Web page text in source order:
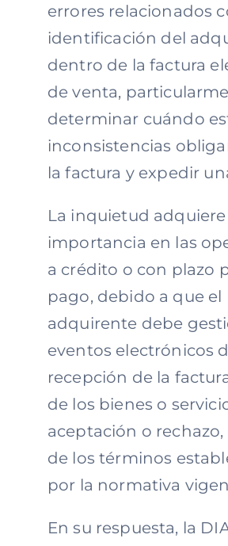
errores relacionados
identificación del
dentro de la factura
de venta,
determinar cuándo
inconsistencias
la factura y expedir
La inquietud adquiere
importancia en las
a crédito o con plazo
pago, debido a que el
adquirente debe
eventos electrónicos
recepción de la
de los bienes o
aceptación o
de los términos
por la normativa
En su respuesta, la